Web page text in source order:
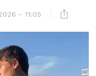
- 11:05